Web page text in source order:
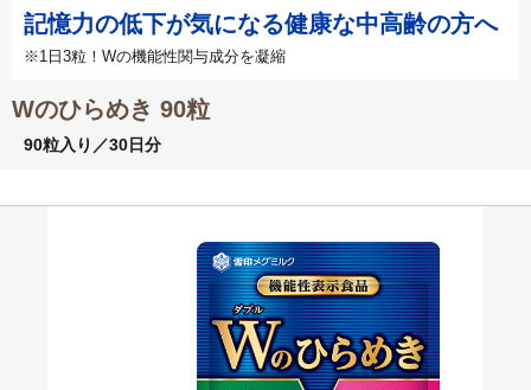
記憶力の低下が気になる健康な中高齢の方へ
※1日3粒！Wの機能性関与成分を凝縮
Wのひらめき 90粒
90粒入り／30日分